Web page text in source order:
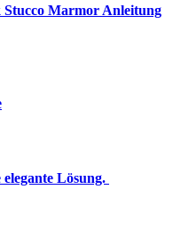
Stucco Marmor Anleitung
elegante Lösung.